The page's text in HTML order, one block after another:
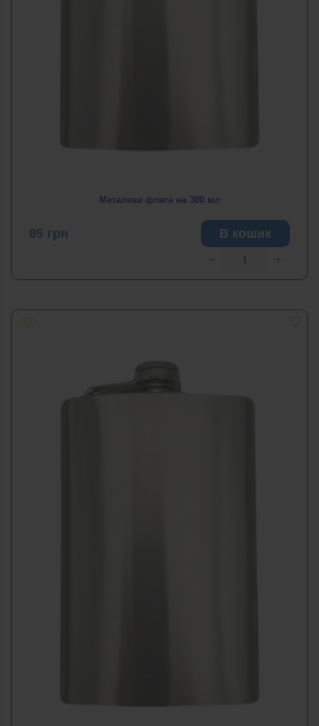
Металева фляга на 300 мл
85 грн В кошик